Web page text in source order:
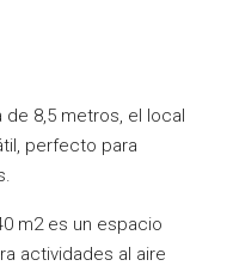
de 8,5 metros, el local
perfecto para
m2 es un espacio
actividades al aire